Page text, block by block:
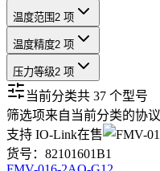
温度范围2 项
温度精度2 项
压力等级2 项
当前分类共 37 个型号
筛选项来自当前分类的协
支持 IO-Link在售
货号： 82101601B1